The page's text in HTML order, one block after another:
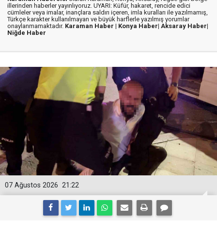
illerinden haberler yayınlıyoruz. UYARI: Küfür, hakaret, rencide edici
cümleler veya imalar, inançlara saldırı içeren, imla kuralları ile yazılmamış,
Türkçe karakter kullanılmayan ve büyük harflerle yazılmış yorumlar
onaylanmamaktadır. Karaman Haber | Konya Haber| Aksaray Haber|
Niğde Haber
21:22
07 Ağustos 2026